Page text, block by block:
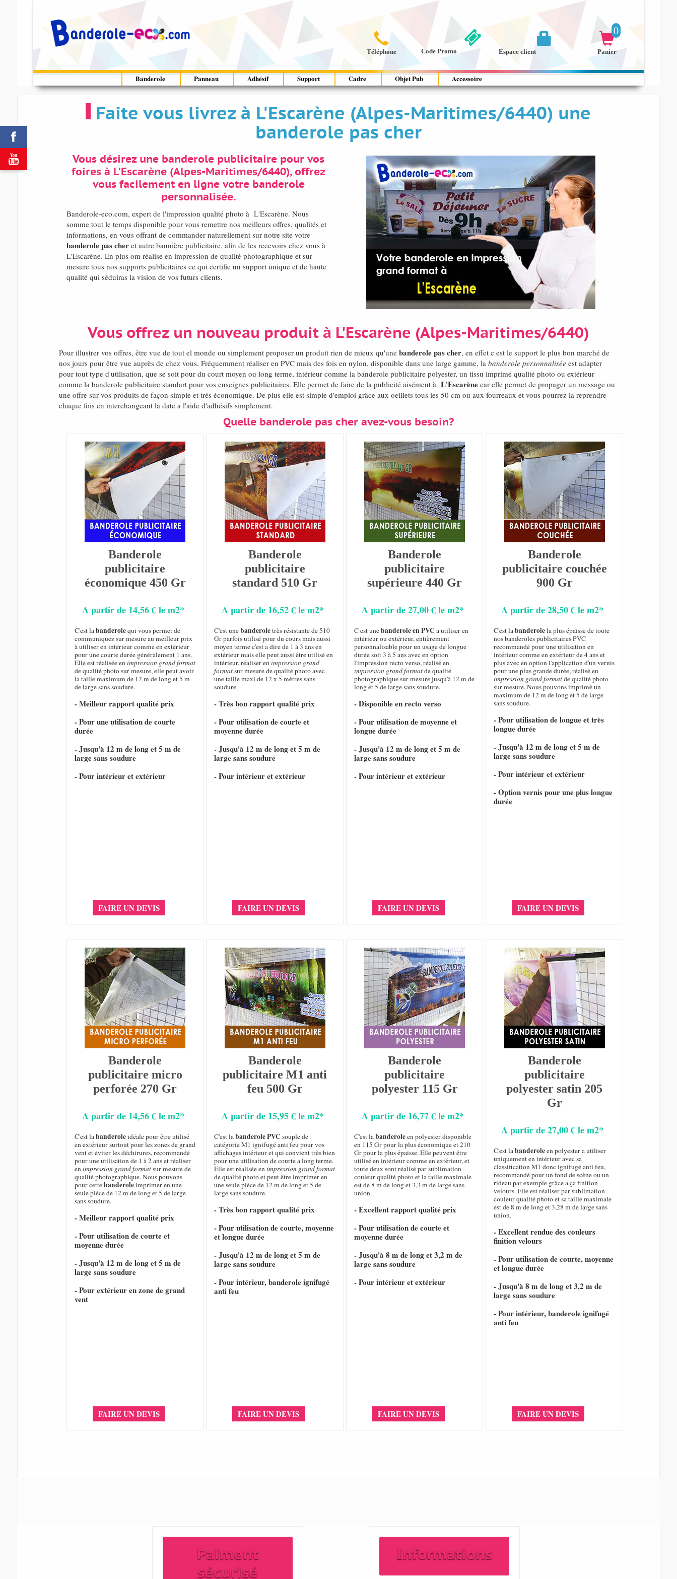



Téléphone
0

Panier

Espace client
Code Promo
Banderole Panneau Adhésif Support Cadre Objet Pub Accessoire
Faite vous livrez à L'Escarène (Alpes-Maritimes/6440) une
banderole pas cher
Vous désirez une banderole publicitaire pour vos
foires à L'Escarène (Alpes-Maritimes/6440), offrez
vous facilement en ligne votre banderole
personnalisée.
Banderole-eco.com, expert de l'impression qualité photo à L'Escarène. Nous
somme tout le temps disponible pour vous remettre nos meilleurs offres, qualités et
informations, en vous offrant de commander naturellement sur notre site votre
banderole pas cheret autre bannière publicitaire, afin de les recevoirs chez vous à
L'Escarène. En plus om réalise en impression de qualité photographique et sur
mesure tous nos supports publicitaires ce qui certifie un support unique et de haute
qualité qui séduiras la vision de vos futurs clients.
Vous offrez un nouveau produit à L'Escarène (Alpes-Maritimes/6440)
Pour illustrer vos offres, être vue de tout el monde ou simplement proposer un produit rien de mieux qu'une banderole pas cher, en effet c est le support le plus bon marché de
nos jours pour être vue auprès de chez vous. Fréquemment réaliser en PVC mais des fois en nylon, disponible dans une large gamme, la banderole personnalisée est adapter
pour tout type d'utilisation, que se soit pour du court moyen ou long terme, intérieur comme la banderole publicitaire polyester, un tissu imprimé qualité photo ou extérieur
comme la banderole publicitaire standart pour vos enseignes publicitaires. Elle permet de faire de la publicité aisément à L'Escarènecar elle permet de propager un message ou
une offre sur vos produits de façon simple et trés économique. De plus elle est simple d'emploi grâce aux oeillets tous les 50 cm ou aux fourreaux et vous pourrez la reprendre
chaque fois en interchangeant la date a l'aide d'adhésifs simplement.
Quelle banderole pas cher avez-vous besoin?
Banderole
publicitaire
économique 450 Gr
A partir de 14,56 € le m2*
C'est labanderolequi vous permet de
communiquez sur mesure au meilleur prix
à utiliser en intérieur comme en extérieur
pour une courte durée généralement 1 ans.
Elle est réalisée enimpression grand format
de qualité photo sur mesure, elle peut avoir
la taille maximum de 12 m de long et 5 m
de large sans soudure.
- Meilleur rapport qualité prix
- Pour une utilisation de courte
durée
- Jusqu'à 12 m de long et 5 m de
large sans soudure
- Pour intérieur et extérieur
FAIRE UN DEVIS
Banderole
publicitaire
standard 510 Gr
A partir de 16,52 € le m2*
C'est unebanderoletrès résistante de 510
Gr parfois utilisé pour du cours mais aussi
moyen terme c'est a dire de 1 à 3 ans en
extérieur mais elle peut aussi être utilisé en
intérieur, réaliser enimpression grand
formatsur mesure de qualité photo avec
une taille maxi de 12 x 5 mètres sans
soudure.
- Très bon rapport qualité prix
- Pour utilisation de courte et
moyenne durée
- Jusqu'à 12 m de long et 5 m de
large sans soudure
- Pour intérieur et extérieur
FAIRE UN DEVIS
Banderole
publicitaire
supérieure 440 Gr
A partir de 27,00 € le m2*
C est unebanderole en PVC a utiliser en
intérieur ou extérieur, entièrement
personnalisable pour un usage de longue
durée soit 3 à 5 ans avec en option
l'impression recto verso, réalisé en
impression grand formatde qualité
photographique sur mesure jusqu'à 12 m de
long et 5 de large sans soudure.
- Disponible en recto verso
- Pour utilisation de moyenne et
longue durée
- Jusqu'à 12 m de long et 5 m de
large sans soudure
- Pour intérieur et extérieur
FAIRE UN DEVIS
Banderole
publicitaire couchée
900 Gr
A partir de 28,50 € le m2*
C'est labanderolela plus épaisse de toute
nos banderoles publicitaires PVC
recommandé pour une utilisation en
intérieur comme en extérieur de 4 ans et
plus avec en option l'application d'un vernis
pour une plus grande durée, réalisé en
impression grand formatde qualité photo
sur mesure. Nous pouvons imprimé un
maximum de 12 m de long et 5 de large
sans soudure.
- Pour utilisation de longue et très
longue durée
- Jusqu'à 12 m de long et 5 m de
large sans soudure
- Pour intérieur et extérieur
- Option vernis pour une plus longue
durée
FAIRE UN DEVIS
Banderole
publicitaire micro
perforée 270 Gr
A partir de 14,56 € le m2*
C'est labanderoleidéale pour être utilisé
en extérieur surtout pour les zones de grand
vent et éviter les déchirures, recommandé
pour une utilisation de 1 à 2 ans et réaliser
enimpression grand formatsur mesure de
qualité photographique. Nous pouvons
pour cettebanderoleimprimer en une
seule pièce de 12 m de long et 5 de large
sans soudure.
- Meilleur rapport qualité prix
- Pour utilisation de courte et
moyenne durée
- Jusqu'à 12 m de long et 5 m de
large sans soudure
- Pour extérieur en zone de grand
vent
FAIRE UN DEVIS
Banderole
publicitaire M1 anti
feu 500 Gr
A partir de 15,95 € le m2*
C'est labanderole PVC souple de
catégorie M1 ignifugé anti feu pour vos
affichages intérieur et qui convient très bien
pour une utilisation de courte a long terme.
Elle est réalisée enimpression grand format
de qualité photo et peut être imprimer en
une seule pièce de 12 m de long et 5 de
large sans soudure.
- Très bon rapport qualité prix
- Pour utilisation de courte, moyenne
et longue durée
- Jusqu'à 12 m de long et 5 m de
large sans soudure
- Pour intérieur, banderole ignifugé
anti feu
FAIRE UN DEVIS
Banderole
publicitaire
polyester 115 Gr
A partir de 16,77 € le m2*
C'est labanderoleen polyester disponible
en 115 Gr pour la plus économique et 210
Gr pour la plus épaisse. Elle peuvent être
utilisé en intérieur comme en extérieur, et
toute deux sont réalisé par sublimation
couleur qualité photo et la taille maximale
est de 8 m de long et 3,3 m de large sans
union.
- Excellent rapport qualité prix
- Pour utilisation de courte et
moyenne durée
- Jusqu'à 8 m de long et 3,2 m de
large sans soudure
- Pour intérieur et extérieur
FAIRE UN DEVIS
Banderole
publicitaire
polyester satin 205
Gr
A partir de 27,00 € le m2*
C'est labanderoleen polyester a utiliser
uniquement en intérieur avec sa
classification M1 donc ignifugé anti feu,
recommandé pour un fond de scène ou un
rideau par exemple grâce a ça finition
velours. Elle est réaliser par sublimation
couleur qualité photo et sa taille maximale
est de 8 m de long et 3,28 m de large sans
union.
- Excellent rendue des couleurs
finition velours
- Pour utilisation de courte, moyenne
et longue durée
- Jusqu'à 8 m de long et 3,2 m de
large sans soudure
- Pour intérieur, banderole ignifugé
anti feu
FAIRE UN DEVIS
Paiment
sécurisé
Informations